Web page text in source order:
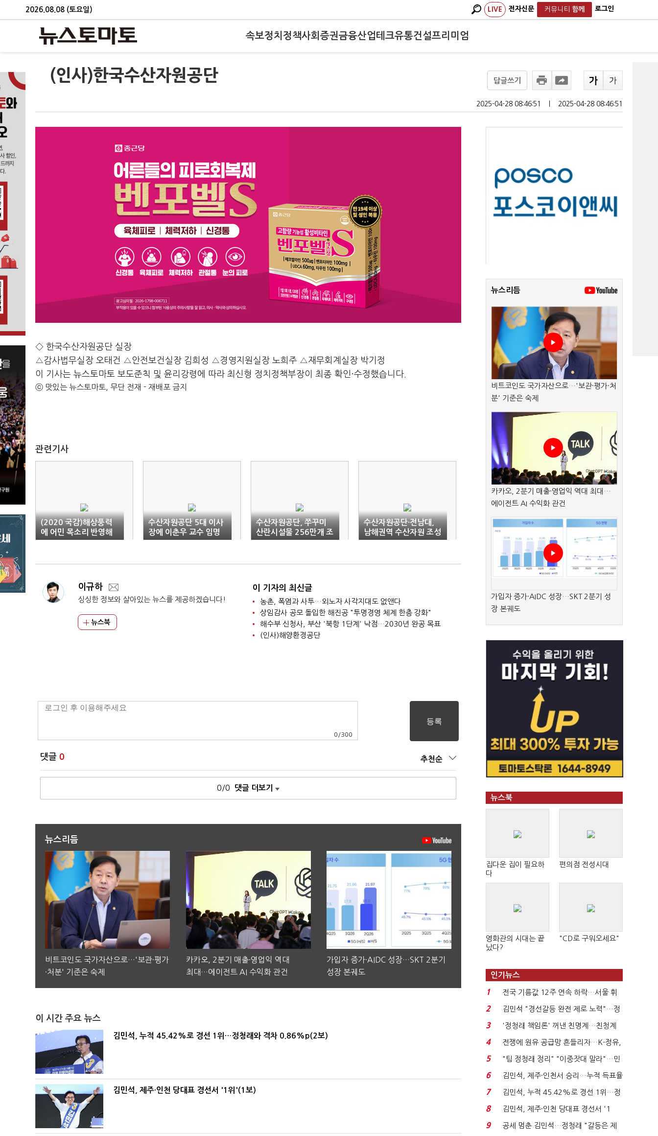
2026.08.08 (토요일) LIVE 전자신문 커뮤니티 함께 로그인
속보정치 정책사회 증권금융산업테크유통건설프리미엄
(인사)한국수산자원공단 답글쓰기
2025-04-28 08:46:51 2025-04-28 08:46:51
◇ 한국수산자원공단 실장
△감사법무실장 오태건 △안전보건실장 김희성 △경영지원실장 노희주 △재무회계실장 박기정
이 기사는 뉴스토마토 보도준칙 및 윤리강령에 따라 최신형 정치정책부장이 최종 확인·수정했습니다.
ⓒ 맛있는 뉴스토마토, 무단 전재 - 재배포 금지
관련기사
(2020 국감)해상풍력
에 어민 목소리 반영해
야…임준택 "어업인 외
수산자원공단 5대 이사
장에 이춘우 교수 임명
수산자원공단, 쭈꾸미
산란시설물 256만개 조
성
수산자원공단·전남대,
남해권역 수산자원 조성
'맞손'
이규하
싱싱한 정보와 살아있는 뉴스를 제공하겠습니다!
뉴스북
이 기자의 최신글
농촌, 폭염과 사투…외노자 사각지대도 없앤다
상임감사 공모 돌입한 해진공 "투명경영 체계 한층 강화"
해수부 신청사, 부산 '북항 1단계' 낙점…2030년 완공 목표
(인사)해양환경공단
0 /300
댓글 0 추천순
0/0 댓글 더보기
뉴스리듬
비트코인도 국가자산으로…'보관·평가
·처분' 기준은 숙제
카카오, 2분기 매출·영업익 역대
최대…에이전트 AI 수익화 관건
가입자 증가·AIDC 성장…SKT 2분기
성장 본궤도
이 시간 주요 뉴스
김민석, 누적 45.42%로 경선 1위…정청래와 격차 0.86%p(2보)
김민석, 제주·인천 당대표 경선서 '1위'(1보)
뉴스리듬
비트코인도 국가자산으로…'보관·평가·처
분' 기준은 숙제
카카오, 2분기 매출·영업익 역대 최대…
에이전트 AI 수익화 관건
가입자 증가·AIDC 성장…SKT 2분기 성
장 본궤도
뉴스북
집다운 집이 필요하
다
편의점 전성시대
영화관의 시대는 끝
났다?
"CD로 구워오세요"
인기뉴스
1
전국 기름값 12주 연속 하락…서울 휘
발윳값 1909원...
2
김민석 "경선갈등 완전 제로 노력"…정
청래 "반명 공세 사...
3
'정청래 책임론' 꺼낸 친명계…친청계
는 추가투표 때리기...
4
전쟁에 원유 공급망 흔들리자…K-정유,
에너지안보 핵심...
5
"팀 정청래 정리" "이중잣대 말라"…민
주 최고위원 계파 다...
6
김민석, 제주·인천서 승리…누적 득표율
'1위 탈환'(종합)...
7
김민석, 누적 45.42%로 경선 1위…정
청래와 격차 0.86%p(...
8
김민석, 제주·인천 당대표 경선서 '1
위'(1보)...
9
공세 멈춘 김민석…정청래 "갈등은 제